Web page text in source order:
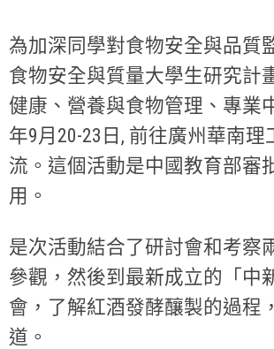
為加深同學對食物安全與品質
食物安全與質量大學生研究計
健康、營養與食物管理、專業
年9月20-23日, 前往廣州華南
流。這個活動是中國教育部審
用。
是次活動結合了研討會和考察
參觀，然後到最新成立的「中
會，了解紅酒發酵釀製的過程
道。